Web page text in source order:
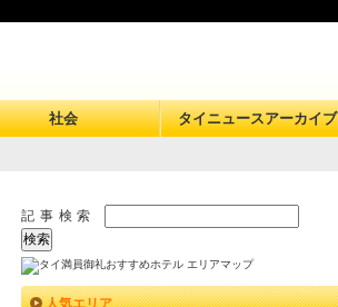
社会 タイニュースアーカイブ
記事検索